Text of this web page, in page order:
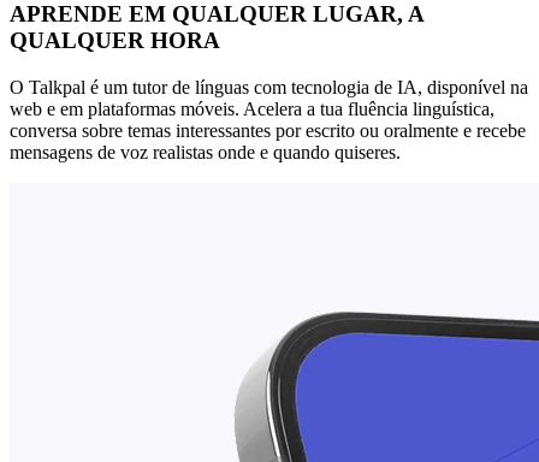
APRENDE EM QUALQUER LUGAR, A
QUALQUER HORA
O Talkpal é um tutor de línguas com tecnologia de IA, disponível na
web e em plataformas móveis. Acelera a tua fluência linguística,
conversa sobre temas interessantes por escrito ou oralmente e recebe
mensagens de voz realistas onde e quando quiseres.